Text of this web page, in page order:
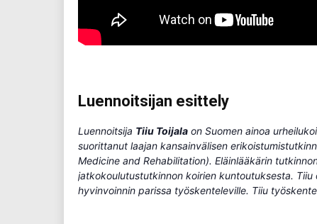
Luennoitsijan esittely
Luennoitsija Tiiu Toijala on Suomen ainoa
suorittanut laajan kansainvälisen
Medicine and Rehabilitation). Eläinlääkärin
jatkokoulutustutkinnon koirien kuntoutuksesta.
hyvinvoinnin parissa työskenteleville. Tiiu